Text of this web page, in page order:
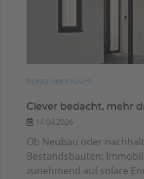
RUND UM'S HAUS
Clever bedacht, mehr
14.04.2026
Ob Neubau oder
Bestandsbauten:
zunehmend auf solare